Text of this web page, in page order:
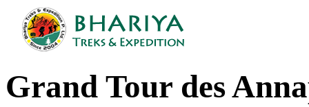
Grand Tour des